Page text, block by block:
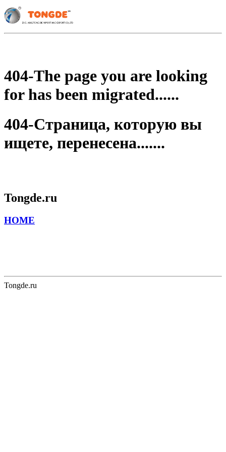
404-The page you are looking
for has been migrated......
404-Страница, которую вы
ищете, перенесена.......
Tongde.ru
HOME
Tongde.ru